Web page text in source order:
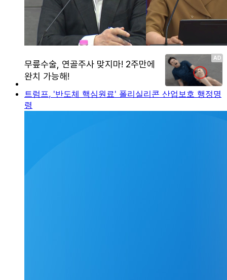
트럼프, '반도체 핵심원료' 폴리실리콘 산업보호 행정명
령